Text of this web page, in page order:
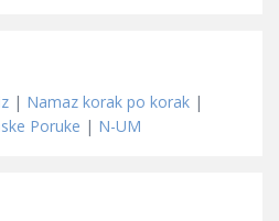
| Namaz korak po korak |
Poruke | N-UM